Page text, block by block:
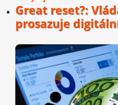
Great reset?:
prosazuje